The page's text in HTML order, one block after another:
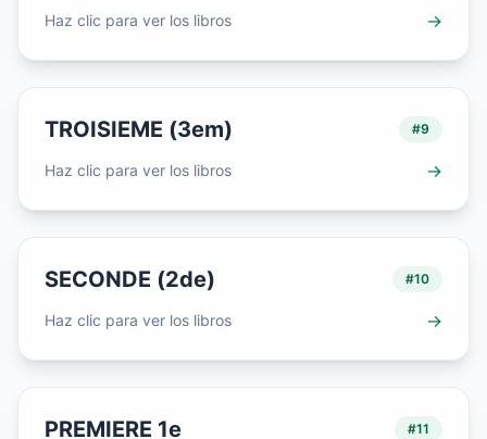
Haz clic para ver los libros →
TROISIEME (3em) #9
Haz clic para ver los libros →
SECONDE (2de) #10
Haz clic para ver los libros →
PREMIERE 1e #11